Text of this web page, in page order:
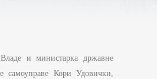
и министарка државне
самоуправе Кори Удовички,